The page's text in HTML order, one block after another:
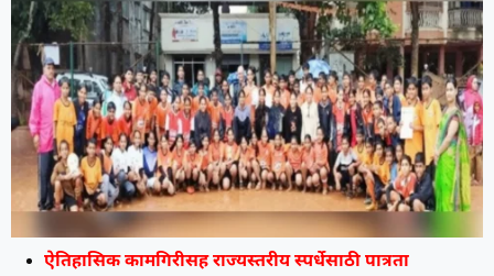
ऐतिहासिक कामगिरीसह राज्यस्तरीय स्पर्धेसाठी पात्रता